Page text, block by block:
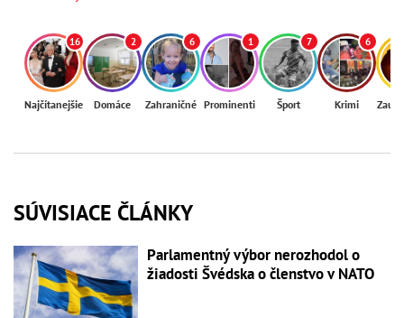
16
Najčítanejšie
2
Domáce
6
Zahraničné
1
Prominenti
7
Šport
6
Krimi
SÚVISIACE ČLÁNKY
Parlamentný výbor nerozhodol o
žiadosti Švédska o členstvo v NATO